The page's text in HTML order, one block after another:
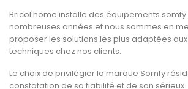
Bricol'home installe des équipements
nombreuses années et nous sommes en
proposer les solutions les plus adaptées
techniques chez nos clients.
Le choix de privilégier la marque Somfy
constatation de sa fiabilité et de son sérieux.